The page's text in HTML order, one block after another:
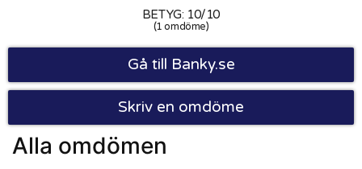
BETYG: 10/10
(1 omdöme)
Gå till Banky.se
Skriv en omdöme
Alla omdömen